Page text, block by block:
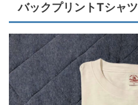
バックプリントTシャツ